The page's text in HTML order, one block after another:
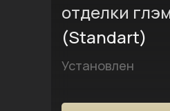
отделки
(Standart)
Установлен